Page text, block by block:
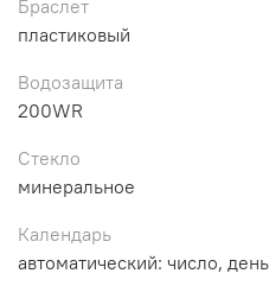
Браслет
пластиковый
Водозащита
200WR
Стекло
минеральное
Календарь
автоматический: число,